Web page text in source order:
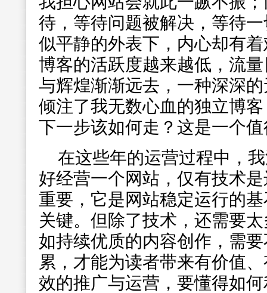
待，等待问题被解决，等待
似平静的外表下，内心却有
博客的活跃度越来越低，流
与辉煌渐渐远去，一种深深
倾注了我无数心血的独立博
下一步该如何走？这是一个
在这些年的运营过程中，
好经营一个网站，仅有技术
重要，它是网站稳定运行的
关键。但除了技术，还需要
如持续优质的内容创作，需
累，才能为读者带来有价值
效的推广与运营，要懂得如